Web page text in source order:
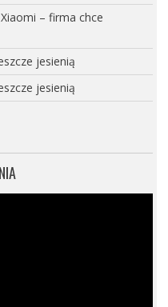
– firma chce
jesienią
jesienią